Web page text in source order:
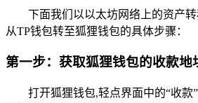
下面我们以以太坊网络上的资产
从TP钱包转至狐狸钱包的具体步骤：
第一步：获取狐狸钱包的收款地
打开狐狸钱包,轻点界面中的“收款